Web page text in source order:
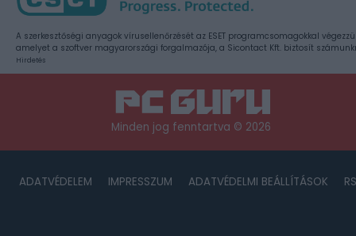
A szerkesztőségi anyagok vírusellenőrzését az ESET programcsomagokkal
amelyet a szoftver magyarországi forgalmazója, a Sicontact Kft. biztosít
Hirdetés
Minden jog fenntartva © 2026
ADATVÉDELEM IMPRESSZUM ADATVÉDELMI BEÁLLÍTÁSOK